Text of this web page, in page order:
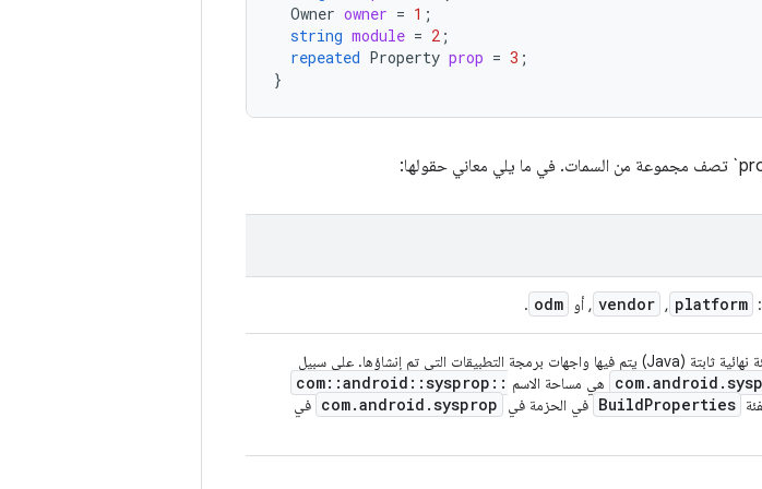
Owner owner = 1 ;
string module = 2 ;
repeated Property prop = 3 ;
}
platform
,
vendor , أو odm
.
يُستخدَم لإنشاء مساحة اسم (C++‎) أو فئة نهائية ثابتة (Java) يتم فيها واجهات برمجة التطبيقات التي تم إنشاؤها. على سبيل
com.android . هي مساحة الاسم com::android ::sysprop ::
BuildProperties في الحزمة في com.android .sysprop
في